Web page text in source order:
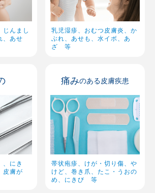
じんまし
、あせ
乳児湿疹、おむつ皮膚炎、か
ぶれ、あせも、水イボ、あ
ざ 等
、にき
皮膚が
痛みのある皮膚疾患
帯状疱疹、けが・切り傷、や
けど、巻き爪、たこ・うおの
め、にきび 等
19 20 21 22
25 26 27 28 29
休診日